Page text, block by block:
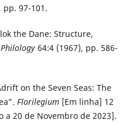
pp. 97-101.
the Dane: Structure,
64:4 (1967), pp. 586-
on the Seven Seas: The
Florilegium[Em linha] 12
a 20 de Novembro de 2023].